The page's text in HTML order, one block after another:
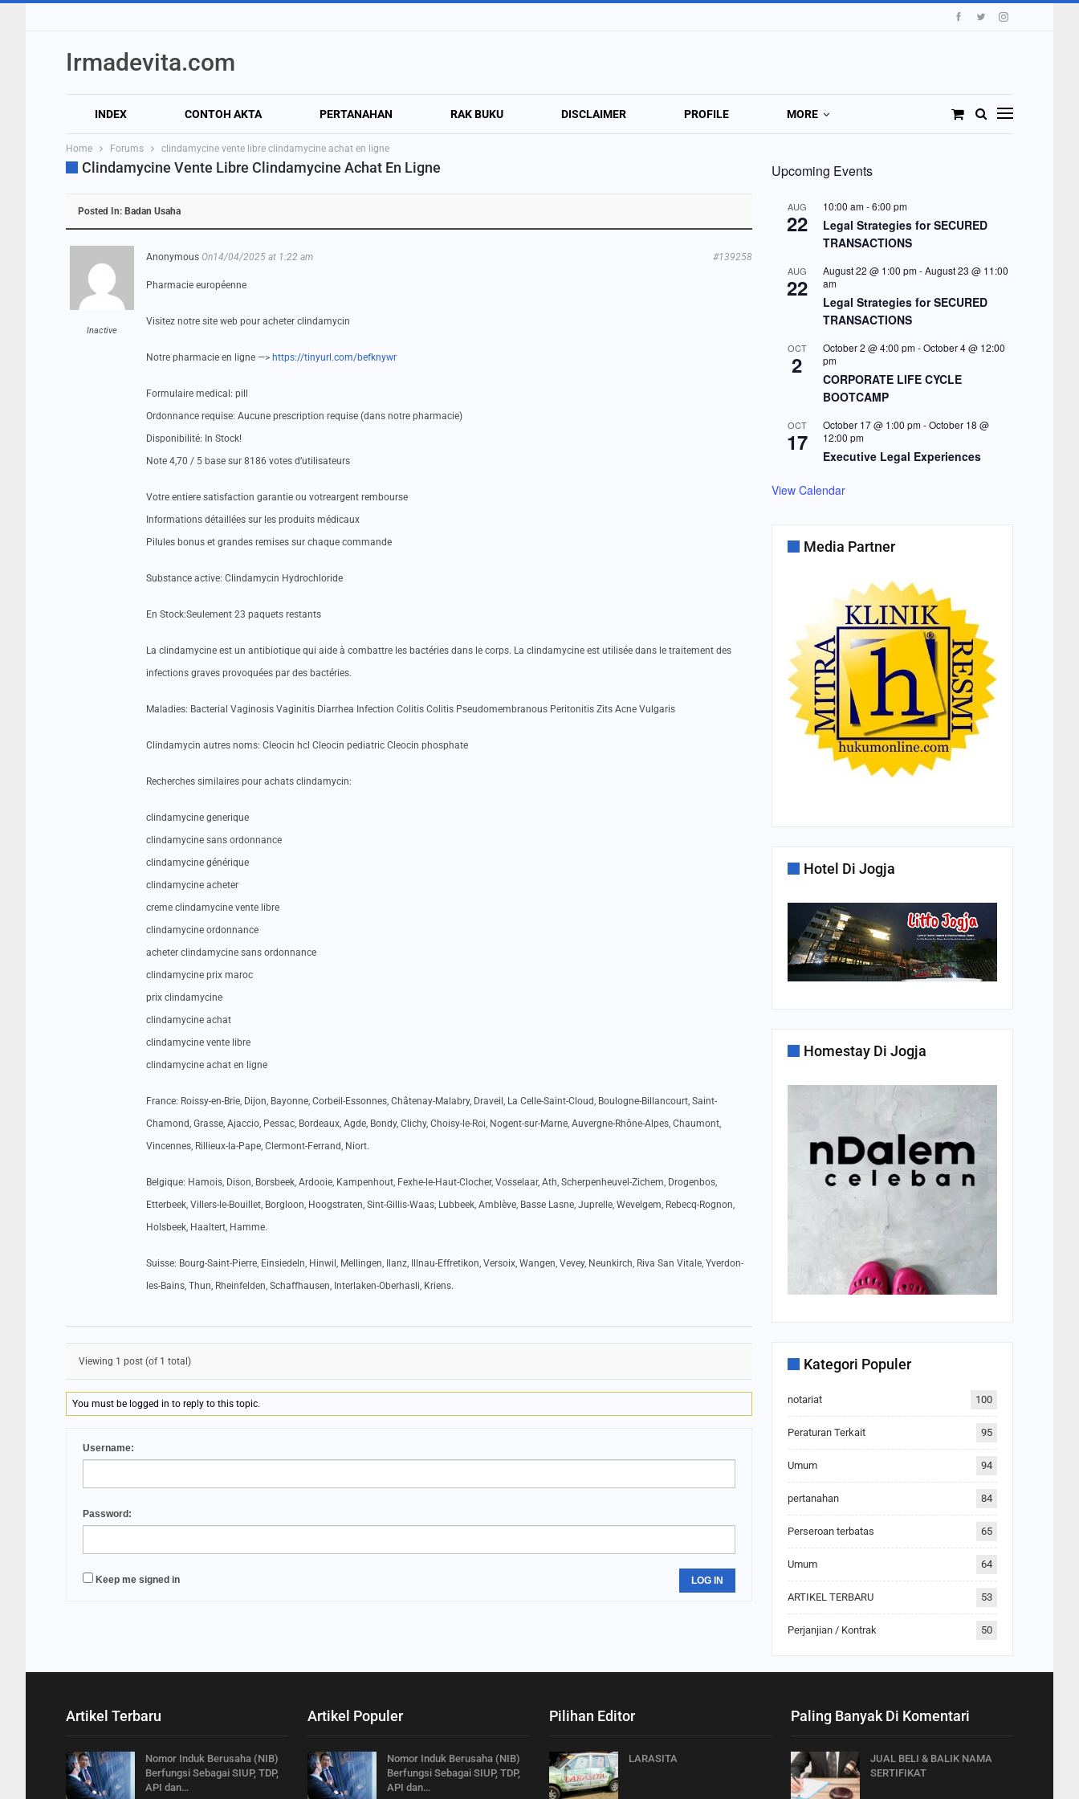
Irmadevita.com
INDEX CONTOH AKTA PERTANAHAN RAK BUKU DISCLAIMER PROFILE MORE
Home Forums clindamycine vente libre clindamycine achat en ligne
Clindamycine Vente Libre Clindamycine Achat En Ligne
Posted In: Badan Usaha
Inactive
Anonymous On14/04/2025 at 1:22 am #139258
Pharmacie européenne
Visitez notre site web pour acheter clindamycin
Notre pharmacie en ligne —> https://tinyurl.com/befknywr
Formulaire medical: pill
Ordonnance requise: Aucune prescription requise (dans notre pharmacie)
Disponibilité: In Stock!
Note 4,70 / 5 base sur 8186 votes d’utilisateurs
Votre entiere satisfaction garantie ou votreargent rembourse
Informations détaillées sur les produits médicaux
Pilules bonus et grandes remises sur chaque commande
Substance active: Clindamycin Hydrochloride
En Stock:Seulement 23 paquets restants
La clindamycine est un antibiotique qui aide à combattre les bactéries dans le corps. La clindamycine est utilisée dans le traitement des
infections graves provoquées par des bactéries.
Maladies: Bacterial Vaginosis Vaginitis Diarrhea Infection Colitis Colitis Pseudomembranous Peritonitis Zits Acne Vulgaris
Clindamycin autres noms: Cleocin hcl Cleocin pediatric Cleocin phosphate
Recherches similaires pour achats clindamycin:
clindamycine generique
clindamycine sans ordonnance
clindamycine générique
clindamycine acheter
creme clindamycine vente libre
clindamycine ordonnance
acheter clindamycine sans ordonnance
clindamycine prix maroc
prix clindamycine
clindamycine achat
clindamycine vente libre
clindamycine achat en ligne
France: Roissy-en-Brie, Dijon, Bayonne, Corbeil-Essonnes, Châtenay-Malabry, Draveil, La Celle-Saint-Cloud, Boulogne-Billancourt, Saint-
Chamond, Grasse, Ajaccio, Pessac, Bordeaux, Agde, Bondy, Clichy, Choisy-le-Roi, Nogent-sur-Marne, Auvergne-Rhône-Alpes, Chaumont,
Vincennes, Rillieux-la-Pape, Clermont-Ferrand, Niort.
Belgique: Hamois, Dison, Borsbeek, Ardooie, Kampenhout, Fexhe-le-Haut-Clocher, Vosselaar, Ath, Scherpenheuvel-Zichem, Drogenbos,
Etterbeek, Villers-le-Bouillet, Borgloon, Hoogstraten, Sint-Gillis-Waas, Lubbeek, Amblève, Basse Lasne, Juprelle, Wevelgem, Rebecq-Rognon,
Holsbeek, Haaltert, Hamme.
Suisse: Bourg-Saint-Pierre, Einsiedeln, Hinwil, Mellingen, Ilanz, Illnau-Effretikon, Versoix, Wangen, Vevey, Neunkirch, Riva San Vitale, Yverdon-
les-Bains, Thun, Rheinfelden, Schaffhausen, Interlaken-Oberhasli, Kriens.
Viewing 1 post (of 1 total)
You must be logged in to reply to this topic.
Username:
Password:
Keep me signed in LOG IN
Upcoming Events
AUG
22
10:00 am-6:00 pm
Legal Strategies for SECURED
TRANSACTIONS
AUG
22
August 22 @ 1:00 pm-August 23 @ 11:00
am
Legal Strategies for SECURED
TRANSACTIONS
OCT
2
October 2 @ 4:00 pm-October 4 @ 12:00
pm
CORPORATE LIFE CYCLE
BOOTCAMP
OCT
17
October 17 @ 1:00 pm-October 18 @
12:00 pm
Executive Legal Experiences
View Calendar
Media Partner
Hotel Di Jogja
Homestay Di Jogja
Kategori Populer
notariat 100
Peraturan Terkait 95
Umum 94
pertanahan 84
Perseroan terbatas 65
Umum 64
ARTIKEL TERBARU 53
Perjanjian / Kontrak 50
Artikel Terbaru
Nomor Induk Berusaha (NIB)
Berfungsi Sebagai SIUP, TDP,
API dan…
Artikel Populer
Nomor Induk Berusaha (NIB)
Berfungsi Sebagai SIUP, TDP,
API dan…
Pilihan Editor
LARASITA
Paling Banyak Di Komentari
JUAL BELI & BALIK NAMA
SERTIFIKAT